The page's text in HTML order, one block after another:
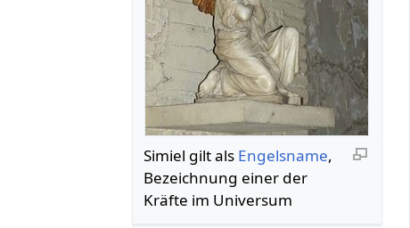
Simiel gilt als Engelsname,
Bezeichnung einer der
Kräfte im Universum